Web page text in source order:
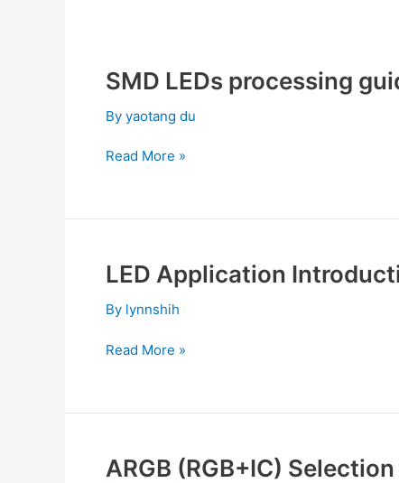
SMD LEDs processing
By yaotang du
SMD
processing
V1.0
Read More »
LED Application
By lynnshih
LED
Application
Introduction
Read More »
ARGB (RGB+IC)
ARGB